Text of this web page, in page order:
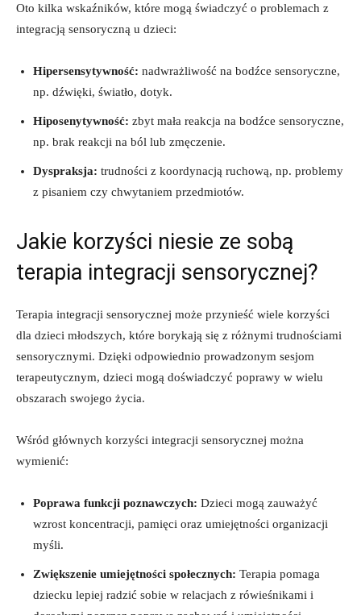
Oto kilka wskaźników, które mogą świadczyć o problemach z
integracją sensoryczną​ u dzieci:
Hipersensytywność: nadwrażliwość na bodźce sensoryczne,
np. dźwięki,‍ światło, dotyk.
Hiposenytywność: zbyt mała reakcja​ na ​bodźce sensoryczne,
np. brak⁤ reakcji⁢ na ból lub zmęczenie.
Dyspraksja: trudności z ⁣koordynacją ruchową,⁣ np. problemy
z pisaniem czy chwytaniem ⁢przedmiotów.
Jakie​ korzyści niesie ze sobą
terapia integracji⁣ sensorycznej?
Terapia integracji⁣ sensorycznej⁣ może przynieść wiele korzyści‍
dla dzieci młodszych, które borykają⁣ się z różnymi trudnościami‌
sensorycznymi. Dzięki ​odpowiednio prowadzonym sesjom⁣
terapeutycznym, dzieci ‍mogą doświadczyć poprawy w wielu
obszarach‍ swojego życia.
Wśród głównych korzyści ‍integracji ‍sensorycznej ⁤można
wymienić:
Poprawa funkcji ⁢poznawczych: Dzieci ⁣mogą ⁢zauważyć‌
wzrost koncentracji, pamięci oraz umiejętności organizacji
myśli.
Zwiększenie umiejętności społecznych: Terapia pomaga
dziecku lepiej radzić sobie w relacjach‍ z ‍rówieśnikami i